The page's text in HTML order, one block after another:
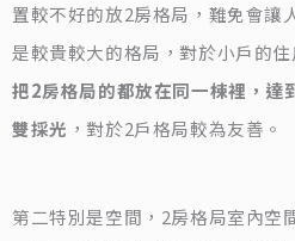
置較不好的放2房格局，難免會讓
是較貴較大的格局，對於小戶的
把2房格局的都放在同一棟裡，達
雙採光 ，對於2戶格局較為友善。
第二特別是空間，2房格局室內空